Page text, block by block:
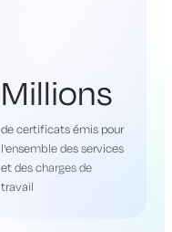
Millions
de certificats émis pour
l'ensemble des services
et des charges de
travail